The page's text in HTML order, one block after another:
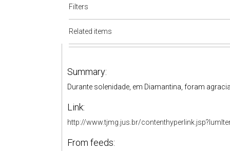
Filters
Related items
Summary:
Durante solenidade, em Diamantina, foram
Link:
http://www.tjmg.jus.br/
From feeds: